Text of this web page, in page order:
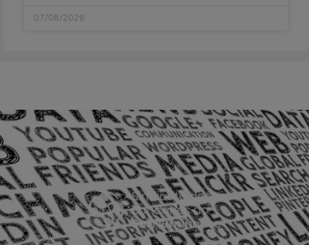
07/08/2026